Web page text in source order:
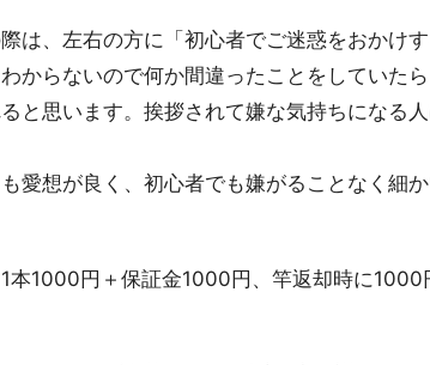
際は、左右の方に「初心者でご迷惑をおかけ
からないので何か間違ったことをしていた
と思います。挨拶されて嫌な気持ちになる
愛想が良く、初心者でも嫌がることなく細
本1000円＋保証金1000円、竿返却時に